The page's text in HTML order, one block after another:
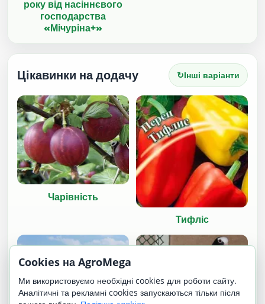
року від насіннєвого
господарства
«Мічуріна+»
Цікавинки на додачу ↻Інші варіанти
Чарівність
Тифліс
Cookies на AgroMega
Ми використовуємо необхідні cookies для роботи сайту.
Аналітичні та рекламні cookies запускаються тільки після